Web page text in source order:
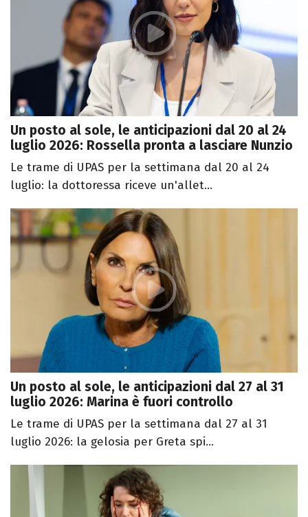
Un posto al sole, le anticipazioni dal 20 al 24
luglio 2026: Rossella pronta a lasciare Nunzio
Le trame di UPAS per la settimana dal 20 al 24
luglio: la dottoressa riceve un'allet...
Un posto al sole, le anticipazioni dal 27 al 31
luglio 2026: Marina è fuori controllo
Le trame di UPAS per la settimana dal 27 al 31
luglio 2026: la gelosia per Greta spi...